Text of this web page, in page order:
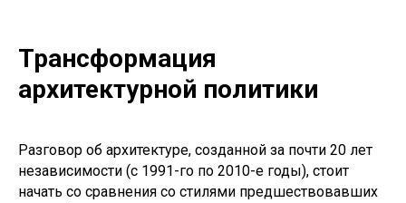
Трансформация
архитектурной политики
Разговор об архитектуре, созданной за почти 20 лет
независимости (с 1991-го по 2010-е годы), стоит
начать со сравнения со стилями предшествовавших